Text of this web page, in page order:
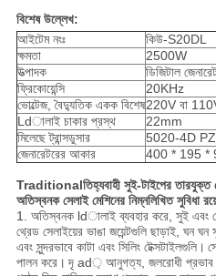
বিশেষ উল্লেখ:
আইটেম নংঃ
কিউ-S20DL
ক্ষমতা
2500W
উত্পাদক
ডিজিটাল
ফ্রিকোয়েন্সি
20KHz
ভোল্টেজ, বৈদ্যুতিক একক বিশেষ220V বা
Ldালাই চাকার প্রস্থ
22mm
মিলেছে ট্রান্সডুসার
5020-4D
জেনারেটরের আকার
400 * 195 *
Traditionalতিহ্যবাহী সুই-টাইপের তারযুক্ত
অতিস্বনক সেলাই মেশিনের নিম্নলিখিত সুবিধা
1. অতিস্বনক ldালাই ব্যবহার করে, সুই এবং
থ্রেড সেলাইয়ের ভাঙা জয়েন্টগুলি ছাড়াই, ঘন ঘন
এবং সুন্দরভাবে কাটা এবং সিলিং টেক্সটাইলগুলি।
পালন করে। দৃ ad় আনুগত্য, জলরোধী প্রভাব